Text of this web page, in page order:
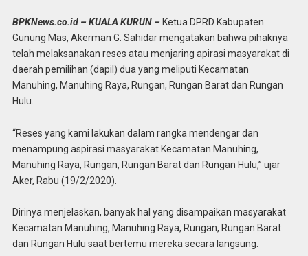
BPKNews.co.id – KUALA KURUN – Ketua DPRD Kabupaten
Gunung Mas, Akerman G. Sahidar mengatakan bahwa pihaknya
telah melaksanakan reses atau menjaring apirasi masyarakat di
daerah pemilihan (dapil) dua yang meliputi Kecamatan
Manuhing, Manuhing Raya, Rungan, Rungan Barat dan Rungan
Hulu.
“Reses yang kami lakukan dalam rangka mendengar dan
menampung aspirasi masyarakat Kecamatan Manuhing,
Manuhing Raya, Rungan, Rungan Barat dan Rungan Hulu,” ujar
Aker, Rabu (19/2/2020).
Dirinya menjelaskan, banyak hal yang disampaikan masyarakat
Kecamatan Manuhing, Manuhing Raya, Rungan, Rungan Barat
dan Rungan Hulu saat bertemu mereka secara langsung.